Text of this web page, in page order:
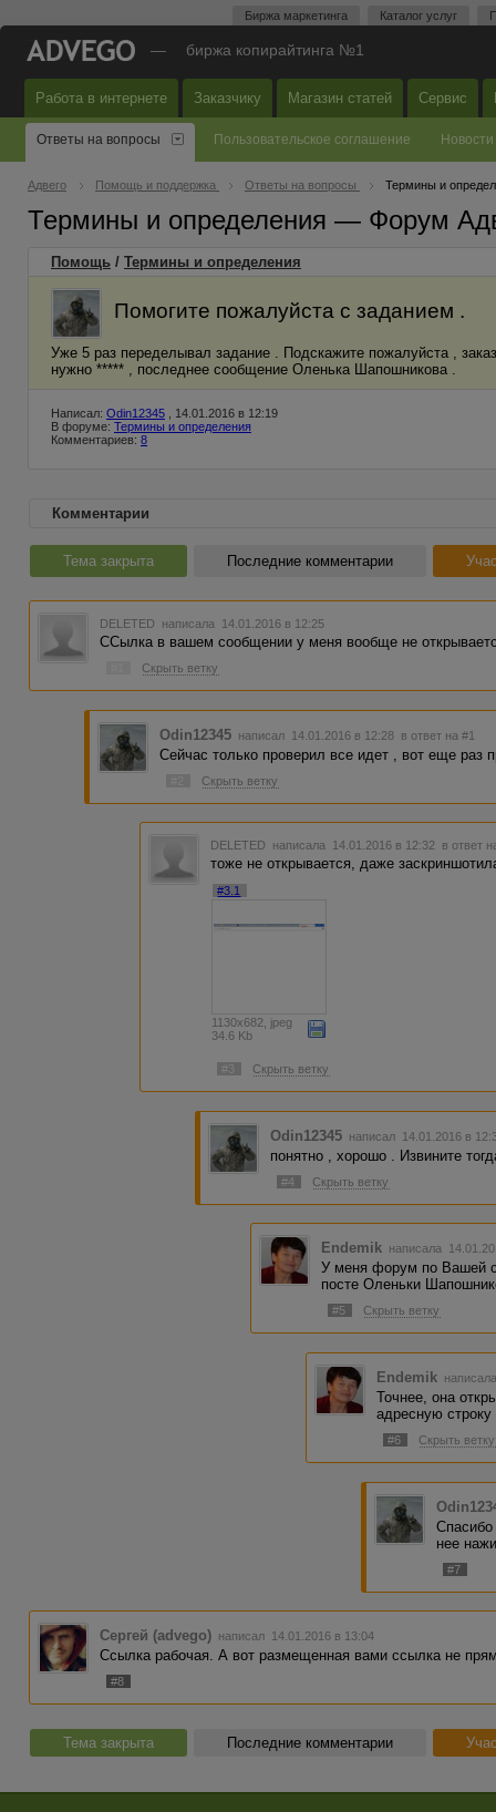
Биржа маркетинга Каталог услуг
— биржа копирайтинга №1
Работа в интернете Заказчику Магазин статей Сервис
Ответы на вопросы Пользовательское соглашение Новости
Адвего Помощь и поддержка Ответы на вопросы Термины и
Термины и определения — Форум
Помощь / Термины и определения
Помогите пожалуйста с заданием .
Уже 5 раз переделывал задание . Подскажите пожалуйста ,
нужно ***** , последнее сообщение Оленька Шапошникова .
Написал: Odin12345 , 14.01.2016 в 12:19
В форуме: Термины и определения
Комментариев: 8
Комментарии
Тема закрыта Последние комментарии
DELETED написала 14.01.2016 в 12:25
ССылка в вашем сообщении у меня вообще не
Скрыть ветку
Odin12345 написал 14.01.2016 в 12:28 в ответ на #1
Сейчас только проверил все идет , вот еще раз
Скрыть ветку
DELETED написала 14.01.2016 в 12:32 в ответ
тоже не открывается, даже
#3.1
1130x682, jpeg
34.6 Kb
#3 Скрыть ветку
Odin12345 написал 14.01.2016 в
понятно , хорошо . Извините
#4 Скрыть ветку
Endemik написала
У меня форум по Вашей
посте Оленьки
#5 Скрыть ветку
Endemik
Точнее, она
адресную
#6 Скрыть ветку
Спасибо
нее
#7
Сергей (advego) написал 14.01.2016 в 13:04
Ссылка рабочая. А вот размещенная вами ссылка не
#8
Тема закрыта Последние комментарии